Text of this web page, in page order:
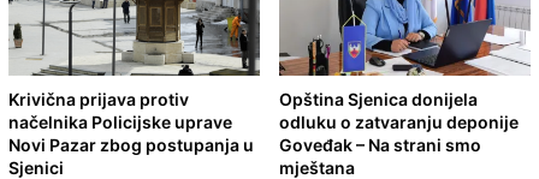
Krivična prijava protiv
načelnika Policijske uprave
Novi Pazar zbog postupanja u
Sjenici
Opština Sjenica donijela
odluku o zatvaranju deponije
Goveđak – Na strani smo
mještana